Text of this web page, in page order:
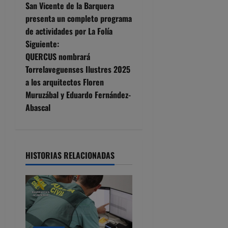
a
v
e
g
a
i
ó
n
d
San Vicente de la Barquera
presenta un completo programa
de actividades por La Folía
Siguiente:
QUERCUS nombrará
Torrelaveguenses Ilustres 2025
a los arquitectos Floren
Muruzábal y Eduardo Fernández-
Abascal
HISTORIAS RELACIONADAS